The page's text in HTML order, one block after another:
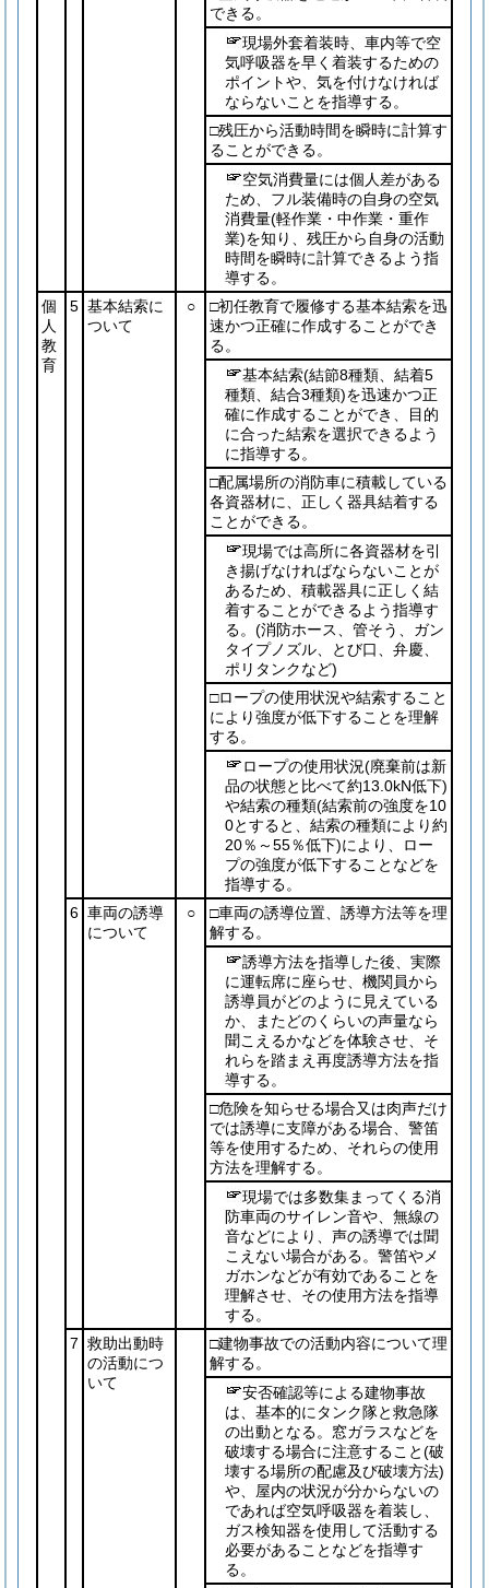
できる。
現場外套着装時、車内等で空
気呼吸器を早く着装するための
ポイントや、気を付けなければ
ならないことを指導する。
□残圧から活動時間を瞬時に計算す
ることができる。
空気消費量には個人差がある
ため、フル装備時の自身の空気
消費量(軽作業・中作業・重作
業)を知り、残圧から自身の活動
時間を瞬時に計算できるよう指
導する。
個
人
教
育
5 基本結索に
ついて
○
□初任教育で履修する基本結索を迅
速かつ正確に作成することができ
る。
基本結索(結節8種類、結着5
種類、結合3種類)を迅速かつ正
確に作成することができ、目的
に合った結索を選択できるよう
に指導する。
□配属場所の消防車に積載している
各資器材に、正しく器具結着する
ことができる。
現場では高所に各資器材を引
き揚げなければならないことが
あるため、積載器具に正しく結
着することができるよう指導す
る。 (消防ホース、管そう、ガン
タイプノズル、とび口、弁慶、
ポリタンクなど)
□ロープの使用状況や結索すること
により強度が低下することを理解
する。
ロープの使用状況(廃棄前は新
品の状態と比べて約13.0kN低下)
や結索の種類(結索前の強度を10
0とすると、結索の種類により約
20％～55％低下)により、ロー
プの強度が低下することなどを
指導する。
6 車両の誘導
について
○
□車両の誘導位置、誘導方法等を理
解する。
誘導方法を指導した後、実際
に運転席に座らせ、機関員から
誘導員がどのように見えている
か、またどのくらいの声量なら
聞こえるかなどを体験させ、そ
れらを踏まえ再度誘導方法を指
導する。
□危険を知らせる場合又は肉声だけ
では誘導に支障がある場合、警笛
等を使用するため、それらの使用
方法を理解する。
現場では多数集まってくる消
防車両のサイレン音や、無線の
音などにより、声の誘導では聞
こえない場合がある。警笛やメ
ガホンなどが有効であることを
理解させ、その使用方法を指導
する。
7 救助出動時
の活動につ
いて
□建物事故での活動内容について理
解する。
安否確認等による建物事故
は、基本的にタンク隊と救急隊
の出動となる。窓ガラスなどを
破壊する場合に注意すること(破
壊する場所の配慮及び破壊方法)
や、屋内の状況が分からないの
であれば空気呼吸器を着装し、
ガス検知器を使用して活動する
必要があることなどを指導す
る。